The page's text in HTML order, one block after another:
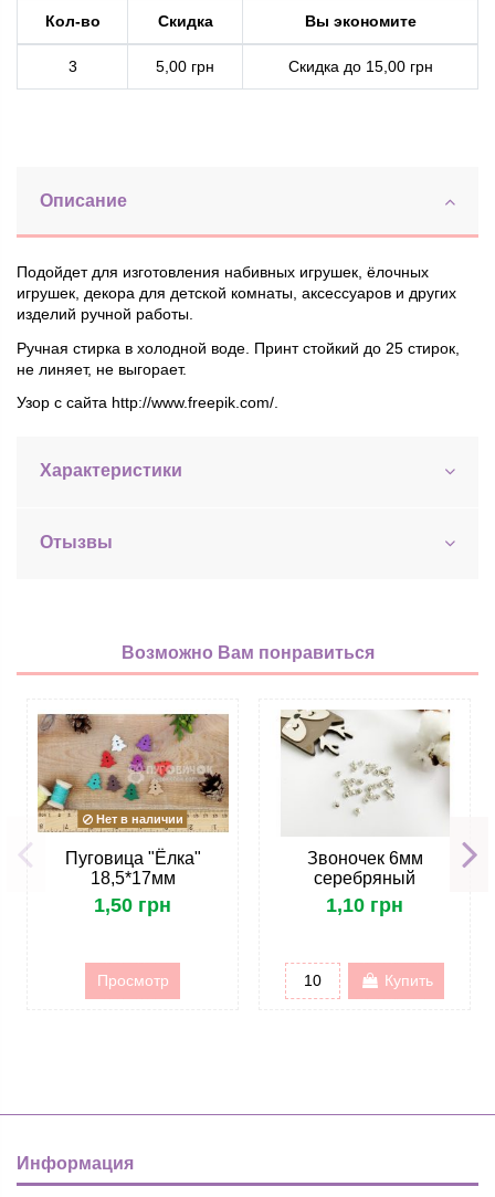
Кол-во Скидка Вы экономите
3 5,00 грн Скидка до 15,00 грн
Описание
Подойдет для изготовления набивных игрушек, ёлочных
игрушек, декора для детской комнаты, аксессуаров и других
изделий ручной работы.
Ручная стирка в холодной воде. Принт стойкий до 25 стирок,
не линяет, не выгорает.
Узор с сайта http://www.freepik.com/.
Характеристики
Отызвы
Возможно Вам понравиться
Нет в наличии
Пуговица "Ёлка"
18,5*17мм
1,50 грн
Просмотр
Звоночек 6мм
серебряный
1,10 грн
Купить
Информация